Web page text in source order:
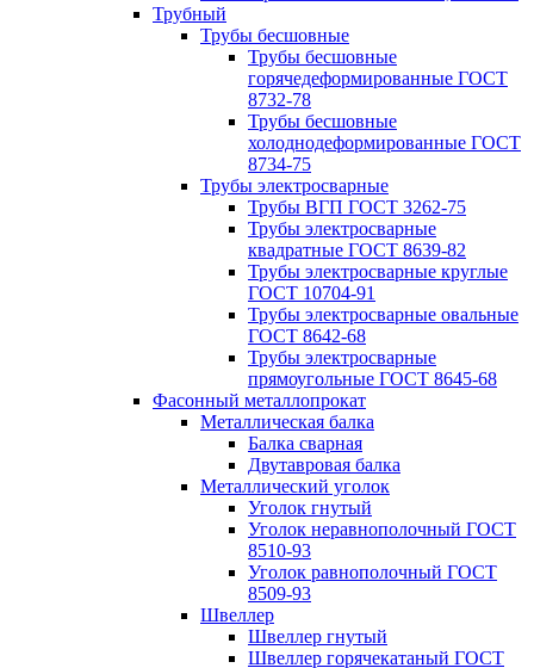
Трубный
Трубы бесшовные
Трубы бесшовные
горячедеформированные ГОСТ
8732-78
Трубы бесшовные
холоднодеформированные ГОСТ
8734-75
Трубы электросварные
Трубы ВГП ГОСТ 3262-75
Трубы электросварные
квадратные ГОСТ 8639-82
Трубы электросварные круглые
ГОСТ 10704-91
Трубы электросварные овальные
ГОСТ 8642-68
Трубы электросварные
прямоугольные ГОСТ 8645-68
Фасонный металлопрокат
Металлическая балка
Балка сварная
Двутавровая балка
Металлический уголок
Уголок гнутый
Уголок неравнополочный ГОСТ
8510-93
Уголок равнополочный ГОСТ
8509-93
Швеллер
Швеллер гнутый
Швеллер горячекатаный ГОСТ